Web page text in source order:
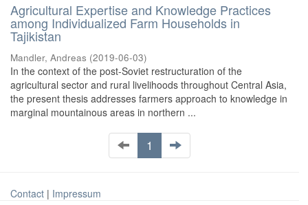
Agricultural Expertise and Knowledge Practices
among Individualized Farm Households in
Tajikistan
Mandler, Andreas (2019-06-03)
In the context of the post-Soviet restructuration of the
agricultural sector and rural livelihoods throughout Central Asia,
the present thesis addresses farmers approach to knowledge in
marginal mountainous areas in northern ...
1
Contact | Impressum